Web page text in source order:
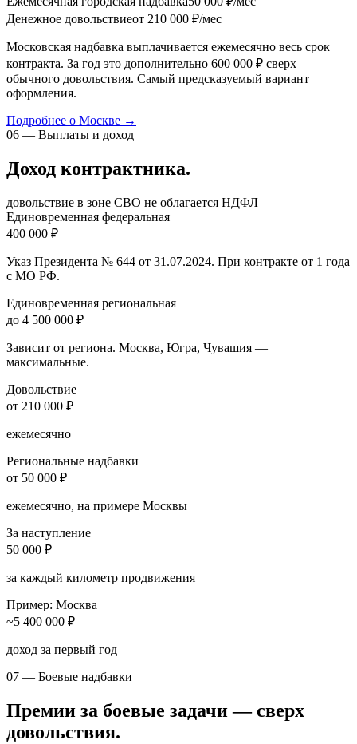
Денежное довольствиеот 210 000 ₽/мес
Московская надбавка выплачивается ежемесячно весь срок
контракта. За год это дополнительно 600 000 ₽ сверх
обычного довольствия. Самый предсказуемый вариант
оформления.
Подробнее о Москве →
06 — Выплаты и доход
Доход контрактника.
довольствие в зоне СВО не облагается НДФЛ
Единовременная федеральная
400 000 ₽
Указ Президента № 644 от 31.07.2024. При контракте от 1 года
с МО РФ.
Единовременная региональная
до 4 500 000 ₽
Зависит от региона. Москва, Югра, Чувашия —
максимальные.
Довольствие
от 210 000 ₽
ежемесячно
Региональные надбавки
от 50 000 ₽
ежемесячно, на примере Москвы
За наступление
50 000 ₽
за каждый километр продвижения
Пример: Москва
~5 400 000 ₽
доход за первый год
07 — Боевые надбавки
Премии за боевые задачи — сверх
довольствия.